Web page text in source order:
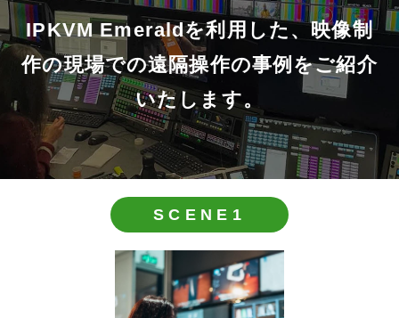
ブログ
IPKVM Emeraldを利用した、映像制
作の現場での遠隔操作の事例をご紹介
いたします。
SCENE1